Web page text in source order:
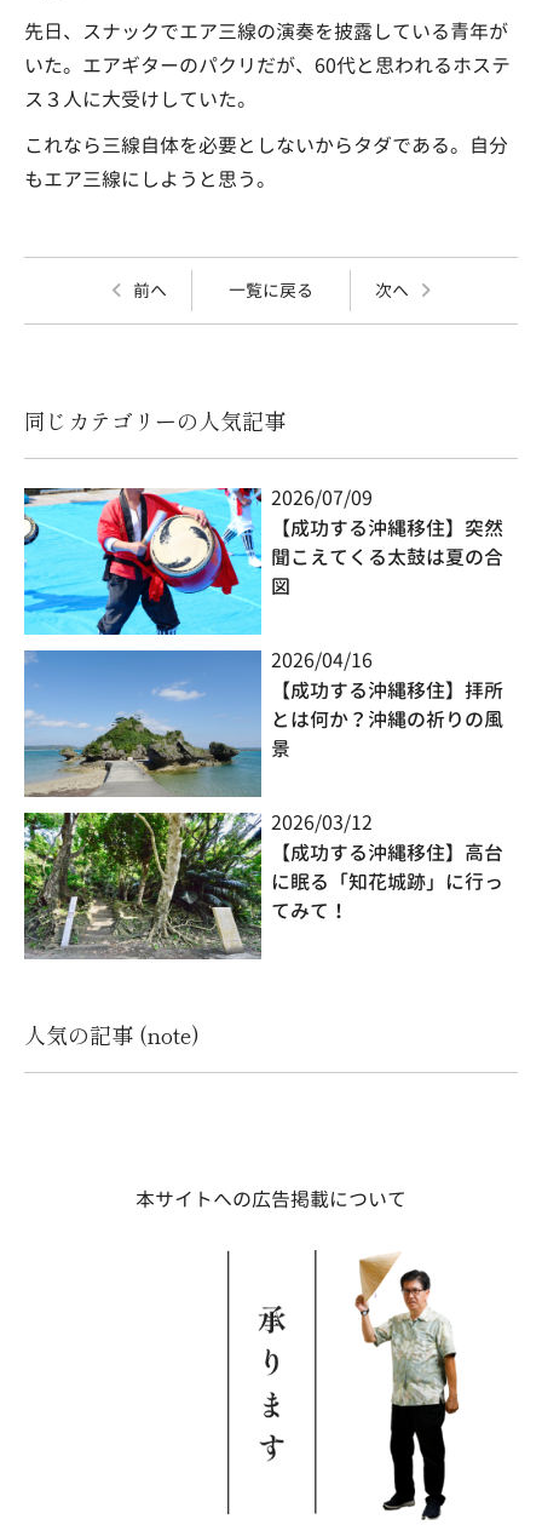
先日、スナックでエア三線の演奏を披露している青年が
いた。エアギターのパクリだが、60代と思われるホステ
ス３人に大受けしていた。
これなら三線自体を必要としないからタダである。自分
もエア三線にしようと思う。
前へ 一覧に戻る 次へ
同じカテゴリーの人気記事
2026/07/09
【成功する沖縄移住】突然
聞こえてくる太鼓は夏の合
図
2026/04/16
【成功する沖縄移住】拝所
とは何か？沖縄の祈りの風
景
2026/03/12
【成功する沖縄移住】高台
に眠る「知花城跡」に行っ
てみて！
人気の記事 (note)
本サイトへの広告掲載について